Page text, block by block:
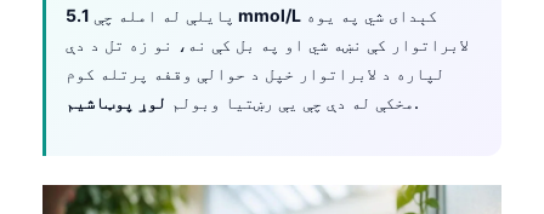
پایلې له امله چې 5.1 mmol/L
لابراتوار کې نښه شي او په بل کې نه، نو زه تل د دې
لپاره د لابراتوار خپل د حوالې وقفه پرتله کوم
مخکې له دې چې یې رښتیا وبولم لوړ پوټاشیم .